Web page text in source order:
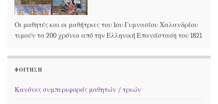
Οι μαθητές και οι μαθήτριες του 1ου Γυμνασίου Χαλανδρίου
τιμούν τα 200 χρόνια από την Ελληνική Επανάσταση του 1821
ΦΟΊΤΗΣΗ
Κανόνες συμπεριφοράς μαθητών / τριών